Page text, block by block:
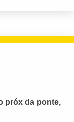
próx da ponte,